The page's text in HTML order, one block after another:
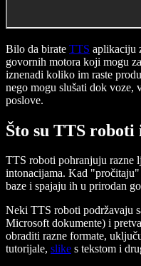
Bilo da birate TTS aplikaciju
govornih motora koji mogu
iznenadi koliko im raste
nego mogu slušati dok voze,
poslove.
Što su TTS roboti
TTS roboti pohranjuju razne
intonacijama. Kad
baze i spajaju ih u prirodan
Neki TTS roboti podržavaju
Microsoft dokumente) i
obraditi razne formate,
tutorijale, slike s tekstom i